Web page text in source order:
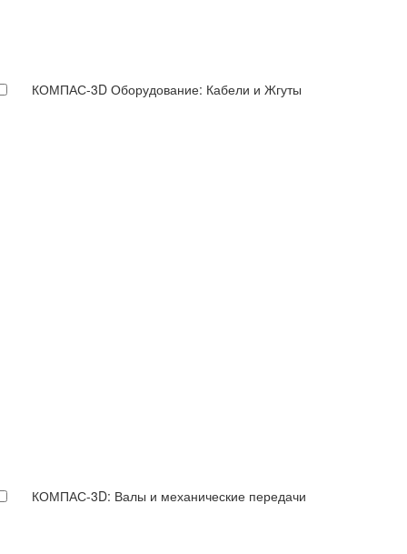
КОМПАС-3D Оборудование: Кабели и Жгуты
КОМПАС-3D: Валы и механические передачи